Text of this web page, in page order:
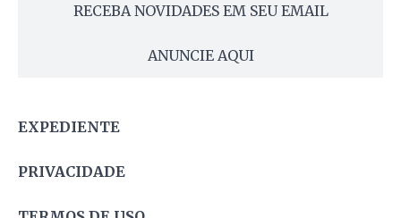
RECEBA NOVIDADES EM SEU EMAIL
ANUNCIE AQUI
EXPEDIENTE
PRIVACIDADE